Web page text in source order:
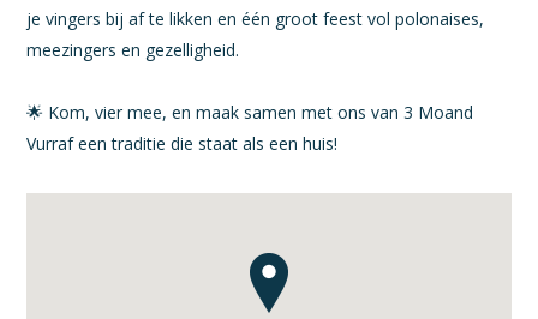
je vingers bij af te likken en één groot feest vol polonaises,
meezingers en gezelligheid.
🌟 Kom, vier mee, en maak samen met ons van 3 Moand
Vurraf een traditie die staat als een huis!